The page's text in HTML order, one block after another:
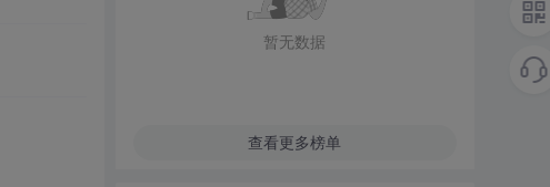
暂无数据
查看更多榜单